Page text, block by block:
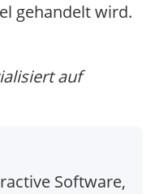
gehandelt wird.
auf
Software,